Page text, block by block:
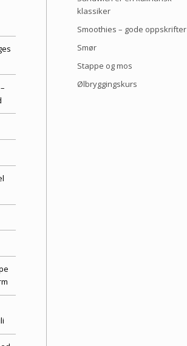
klassiker
Smoothies – gode oppskrifter
Smør
Stappe og mos
Ølbryggingskurs